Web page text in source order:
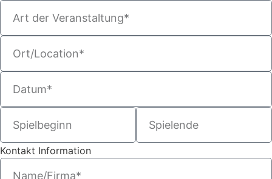
Kontakt Information